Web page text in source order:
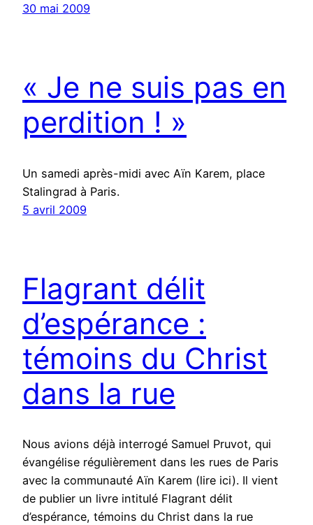
30 mai 2009
« Je ne suis pas en
perdition ! »
Un samedi après-midi avec Aïn Karem, place
Stalingrad à Paris.
5 avril 2009
Flagrant délit
d’espérance :
témoins du Christ
dans la rue
Nous avions déjà interrogé Samuel Pruvot, qui
évangélise régulièrement dans les rues de Paris
avec la communauté Aïn Karem (lire ici). Il vient
de publier un livre intitulé Flagrant délit
d’espérance, témoins du Christ dans la rue